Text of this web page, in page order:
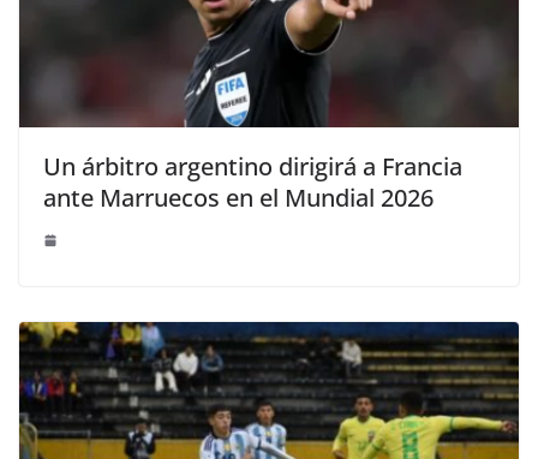
Un árbitro argentino dirigirá a Francia
ante Marruecos en el Mundial 2026